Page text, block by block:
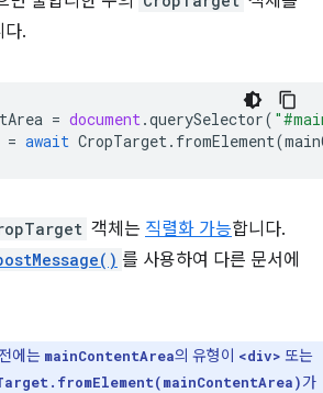
다.
= document .querySelector(
= await CropTarget . fromElement(
객체는 직렬화 가능합니다.
를 사용하여 다른 문서에
에는 mainContentArea의 유형이 <div> 또는
가